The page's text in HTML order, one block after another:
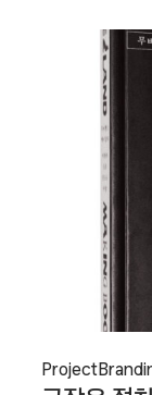
책
Project